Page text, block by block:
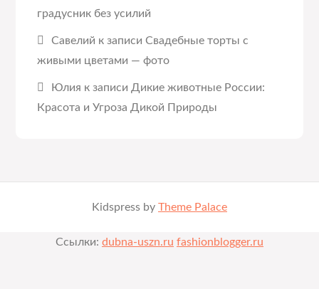
градусник без усилий
Савелий к записиСвадебные торты с
живыми цветами — фото
Юлия к записи Дикие животные России:
Красота и Угроза Дикой Природы
Kidspress by Theme Palace
Ссылки: dubna-uszn.ru fashionblogger.ru